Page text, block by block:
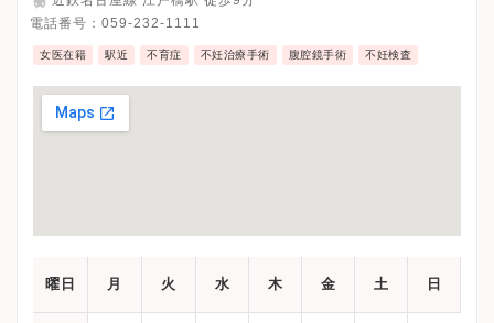
電話番号： 059-232-1111
女医在籍 駅近 不育症 不妊治療手術 腹腔鏡手術 不妊検査
曜日 月 火 水 木 金 土 日